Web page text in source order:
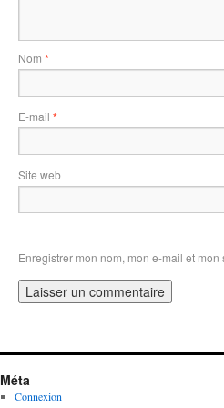
Nom *
E-mail *
Site web
Enregistrer mon nom, mon e-mail et
Méta
Connexion